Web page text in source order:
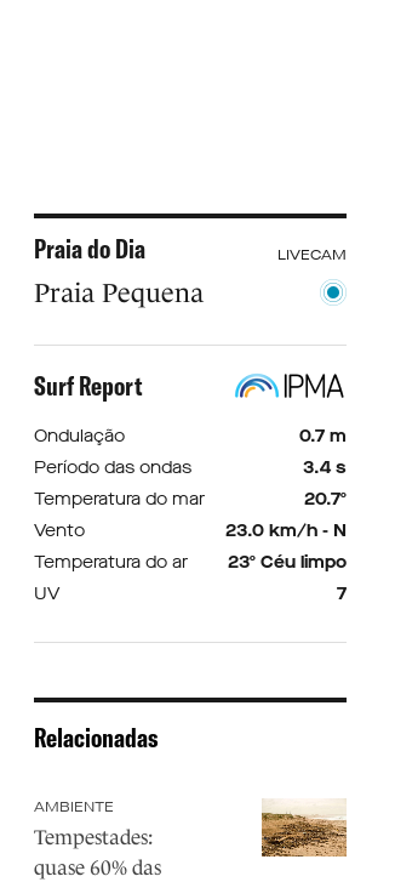
Praia do Dia LIVECAM
Praia Pequena
Surf Report
Ondulação
0.7 m
Período das ondas
3.4 s
Temperatura do mar
20.7º
Vento
23.0 km/h - N
Temperatura do ar
23º Céu limpo
UV
7
Relacionadas
AMBIENTE
Tempestades:
quase 60% das